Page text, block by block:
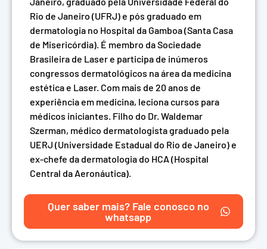
Rio de Janeiro (UFRJ) e pós graduado em
dermatologia no Hospital da Gamboa (Santa Casa
de Misericórdia). É membro da Sociedade
Brasileira de Laser e participa de inúmeros
congressos dermatológicos na área da medicina
estética e Laser. Com mais de 20 anos de
experiência em medicina, leciona cursos para
médicos iniciantes. Filho do Dr. Waldemar
Szerman, médico dermatologista graduado pela
UERJ (Universidade Estadual do Rio de Janeiro) e
ex-chefe da dermatologia do HCA (Hospital
Central da Aeronáutica).
Quer saber mais? Fale conosco no
whatsapp